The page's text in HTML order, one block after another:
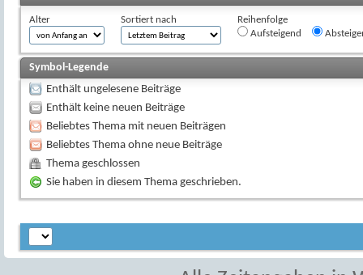
Alter Sortiert nach
Reihenfolge
Aufsteigend
Symbol-Legende
Enthält ungelesene Beiträge
Enthält keine neuen Beiträge
Beliebtes Thema mit neuen Beiträgen
Beliebtes Thema ohne neue Beiträge
Thema geschlossen
Sie haben in diesem Thema geschrieben.